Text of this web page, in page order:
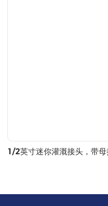
1/2英寸迷你灌溉接头，带